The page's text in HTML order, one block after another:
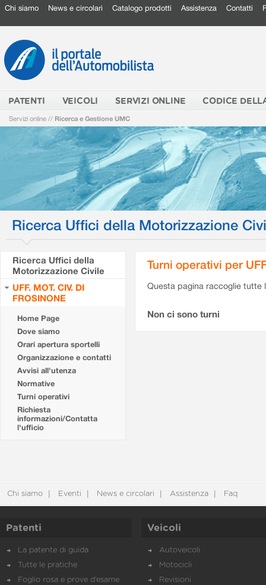
Chi siamo News e circolari Catalogo prodotti Assistenza Contatti
PATENTI VEICOLI SERVIZI ONLINE CODICE
Servizi online // Ricerca e Gestione UMC
Ricerca Uffici della Motorizzazione
Ricerca Uffici della
Motorizzazione Civile
UFF. MOT. CIV. DI
FROSINONE
Home Page
Dove siamo
Orari apertura sportelli
Organizzazione e contatti
Avvisi all'utenza
Normative
Turni operativi
Richiesta
informazioni/Contatta
l'ufficio
Turni operativi per
Questa pagina raccoglie tutte
Non ci sono turni
Chi siamo Eventi News e circolari Assistenza Faq
Patenti
La patente di guida
Tutte le pratiche
Foglio rosa e prove d’esame
Veicoli
Autoveicoli
Motocicli
Revisioni